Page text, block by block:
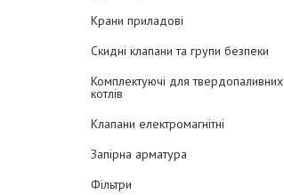
Крани приладові
Скидні клапани та групи безпеки
Комплектуючі для твердопаливних
котлів
Клапани електромагнітні
Запірна арматура
Фільтри